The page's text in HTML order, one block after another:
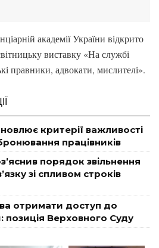
академії України відкрито
виставку «На службі
правники, адвокати, мислителі».
критерії важливості
працівників
порядок звільнення
зі спливом строків
отримати доступ до
позиція Верховного Суду